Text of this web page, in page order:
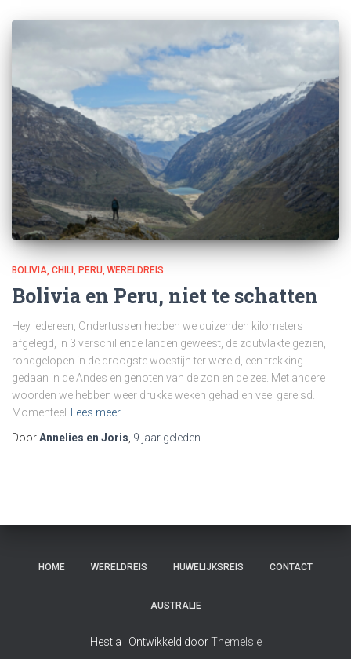
BOLIVIA CHILI PERU WERELDREIS
Bolivia en Peru, niet te schatten
Hey iedereen, Ondertussen hebben we duizenden kilometers
afgelegd, in 3 verschillende landen geweest, de zoutvlakte gezien,
rondgelopen in de droogste woestijn ter wereld, een trekking
gedaan in de Andes en genoten van de zon en de zee. Met andere
woorden we hebben weer drukke weken gehad en veel gereisd.
Momenteel
Lees meer…
DoorAnnelies en Joris 9 jaar geleden
HOME WERELDREIS HUWELIJKSREIS CONTACT
AUSTRALIE
Hestia | Ontwikkeld doorThemeIsle